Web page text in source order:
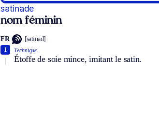
satinade
nom féminin
FR [satinad]
Technique.
Étoffe de soie mince, imitant le satin.
1